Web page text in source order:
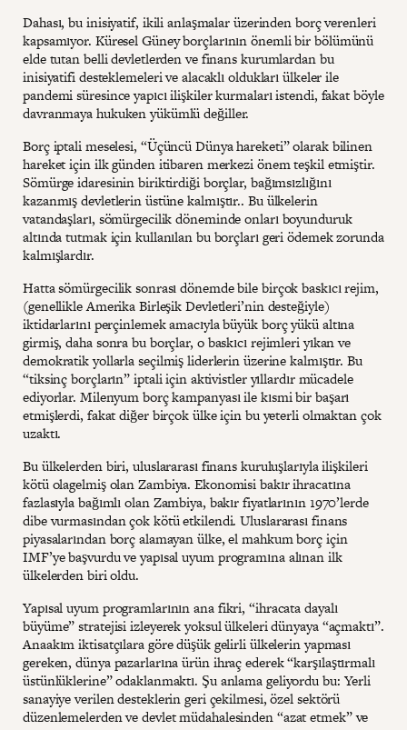
Dahası, bu inisiyatif, ikili anlaşmalar üzerinden borç verenleri
kapsamıyor. Küresel Güney borçlarının önemli bir bölümünü
elde tutan belli devletlerden ve finans kurumlardan bu
inisiyatifi desteklemeleri ve alacaklı oldukları ülkeler ile
pandemi süresince yapıcı ilişkiler kurmaları istendi, fakat böyle
davranmaya hukuken yükümlü değiller.
Borç iptali meselesi, “Üçüncü Dünya hareketi” olarak bilinen
hareket için ilk günden itibaren merkezi önem teşkil etmiştir.
Sömürge idaresinin biriktirdiği borçlar, bağımsızlığını
kazanmış devletlerin üstüne kalmıştır.. Bu ülkelerin
vatandaşları, sömürgecilik döneminde onları boyunduruk
altında tutmak için kullanılan bu borçları geri ödemek zorunda
kalmışlardır.
Hatta sömürgecilik sonrası dönemde bile birçok baskıcı rejim,
(genellikle Amerika Birleşik Devletleri’nin desteğiyle)
iktidarlarını perçinlemek amacıyla büyük borç yükü altına
girmiş, daha sonra bu borçlar, o baskıcı rejimleri yıkan ve
demokratik yollarla seçilmiş liderlerin üzerine kalmıştır. Bu
“tiksinç borçların” iptali için aktivistler yıllardır mücadele
ediyorlar. Milenyum borç kampanyası ile kısmi bir başarı
etmişlerdi, fakat diğer birçok ülke için bu yeterli olmaktan çok
uzaktı.
Bu ülkelerden biri, uluslararası finans kuruluşlarıyla ilişkileri
kötü olagelmiş olan Zambiya. Ekonomisi bakır ihracatına
fazlasıyla bağımlı olan Zambiya, bakır fiyatlarının 1970’lerde
dibe vurmasından çok kötü etkilendi. Uluslararası finans
piyasalarından borç alamayan ülke, el mahkum borç için
IMF’ye başvurdu ve yapısal uyum programına alınan ilk
ülkelerden biri oldu.
Yapısal uyum programlarının ana fikri, “ihracata dayalı
büyüme” stratejisi izleyerek yoksul ülkeleri dünyaya “açmaktı”.
Anaakım iktisatçılara göre düşük gelirli ülkelerin yapması
gereken, dünya pazarlarına ürün ihraç ederek “karşılaştırmalı
üstünlüklerine” odaklanmaktı. Şu anlama geliyordu bu: Yerli
sanayiye verilen desteklerin geri çekilmesi, özel sektörü
düzenlemelerden ve devlet müdahalesinden “azat etmek” ve